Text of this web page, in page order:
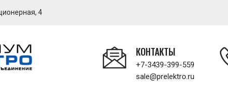
4
КОНТАКТЫ
+7-3439-399-559
sale@prelektro.ru